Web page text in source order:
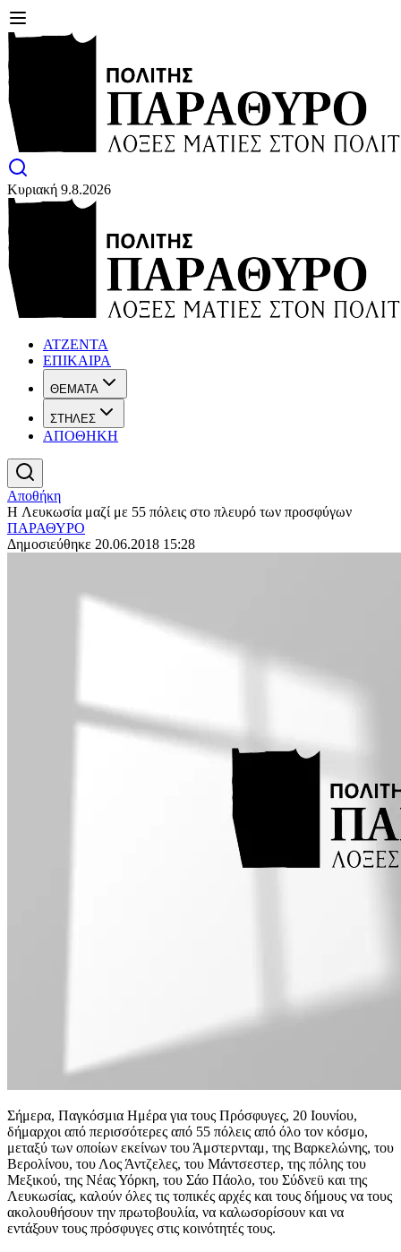
Κυριακή 9.8.2026
ΑΤΖΕΝΤΑ
ΕΠΙΚΑΙΡΑ
ΘΕΜΑΤΑ
ΣΤΗΛΕΣ
ΑΠΟΘΗΚΗ
Αποθήκη
H Λευκωσία μαζί με 55 πόλεις στο πλευρό των προσφύγων
ΠΑΡΑΘΥΡΟ
Δημοσιεύθηκε 20.06.2018 15:28
Σήμερα, Παγκόσμια Ημέρα για τους Πρόσφυγες, 20 Ιουνίου,
δήμαρχοι από περισσότερες από 55 πόλεις από όλο τον κόσμο,
μεταξύ των οποίων εκείνων του Άμστερνταμ, της Βαρκελώνης, του
Βερολίνου, του Λος Άντζελες, του Μάντσεστερ, της πόλης του
Μεξικού, της Νέας Υόρκη, του Σάο Πάολο, του Σύδνεϋ και της
Λευκωσίας, καλούν όλες τις τοπικές αρχές και τους δήμους να τους
ακολουθήσουν την πρωτοβουλία, να καλωσορίσουν και να
εντάξουν τους πρόσφυγες στις κοινότητές τους.